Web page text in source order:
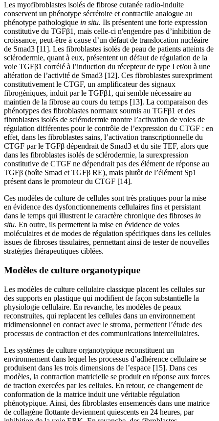
Les myofibroblastes isolés de fibrose cutanée radio-induite
conservent un phénotype sécrétoire et contractile analogue au
phénotype pathologique in situ. Ils présentent une forte expression
constitutive du TGFβ1, mais celle-ci n'engendre pas d’inhibition de
croissance, peut-être à cause d’un défaut de translocation nucléaire
de Smad3 [11]. Les fibroblastes isolés de peau de patients atteints de
sclérodermie, quant à eux, présentent un défaut de régulation de la
voie TGFβ1 corrélé à l’induction du récepteur de type I et/ou à une
altération de l’activité de Smad3 [12]. Ces fibroblastes surexpriment
constitutivement le CTGF, un amplificateur des signaux
fibrogéniques, induit par le TGFβ1, qui semble nécessaire au
maintien de la fibrose au cours du temps [13]. La comparaison des
phénotypes des fibroblastes normaux soumis au TGFβ1 et des
fibroblastes isolés de sclérodermie montre l’activation de voies de
régulation différentes pour le contrôle de l’expression du CTGF : en
effet, dans les fibroblastes sains, l’activation transcriptionnelle du
CTGF par le TGFβ dépendrait de Smad3 et du site TEF, alors que
dans les fibroblastes isolés de sclérodermie, la surexpression
constitutive de CTGF ne dépendrait pas des élément de réponse au
TGFβ (boîte Smad et TGFβ RE), mais plutôt de l’élément Sp1
présent dans le promoteur du CTGF [14].
Ces modèles de culture de cellules sont très pratiques pour la mise
en évidence des dysfonctionnements cellulaires fins et persistant
dans le temps qui illustrent le caractère chronique des fibroses in
situ. En outre, ils permettent la mise en évidence de voies
moléculaires et de modes de régulation spécifiques dans les cellules
issues de fibroses tissulaires, permettant ainsi de tester de nouvelles
stratégies thérapeutiques ciblées.
Modèles de culture organotypique
Les modèles de culture cellulaire classique placent les cellules sur
des supports en plastique qui modifient de façon substantielle la
physiologie cellulaire. En revanche, les modèles de peaux
reconstruites, qui replacent les cellules dans un environnement
tridimensionnel en contact avec le stroma, permettent l’étude des
processus de contraction et des communications intercellulaires.
Les systèmes de culture organotypique reconstituent un
environnement dans lequel les processus d’adhérence cellulaire se
produisent dans les trois dimensions de l’espace [15]. Dans ces
modèles, la contraction matricielle se produit en réponse aux forces
de traction exercées par les cellules. En retour, ce changement de
conformation de la matrice induit une véritable régulation
phénotypique. Ainsi, des fibroblastes ensemencés dans une matrice
de collagène flottante deviennent quiescents en 24 heures, par